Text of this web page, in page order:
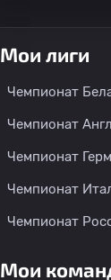
Мои лиги
Чемпионат
Чемпионат
Чемпионат
Чемпионат
Чемпионат
Мои